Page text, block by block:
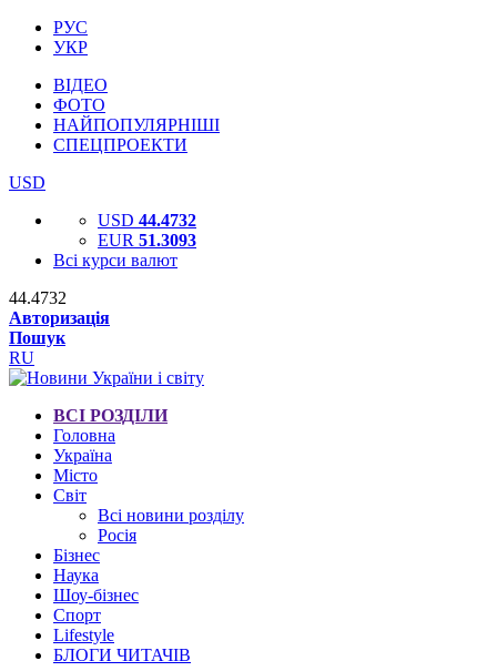
РУС
УКР
ВІДЕО
ФОТО
НАЙПОПУЛЯРНІШІ
СПЕЦПРОЕКТИ
USD
USD 44.4732
EUR 51.3093
Всі курси валют
44.4732
Авторизація
Пошук
RU
ВСІ РОЗДІЛИ
Головна
Україна
Місто
Світ
Всі новини розділу
Росія
Бізнес
Наука
Шоу-бізнес
Спорт
Lifestyle
БЛОГИ ЧИТАЧІВ